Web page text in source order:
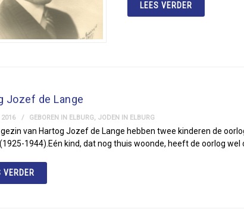
LEES VERDER
Jozef de Lange
2016 GEBOREN IN ELBURG, JODEN IN ELBURG
van Hartog Jozef de Lange hebben twee kinderen de
1944).Eén kind, dat nog thuis woonde, heeft de oorlog wel
VERDER